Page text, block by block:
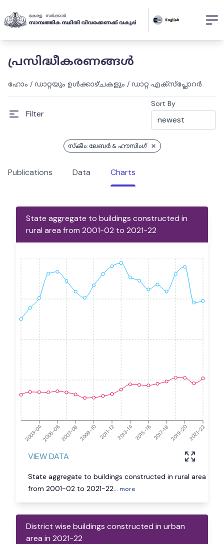
പ്രസിദ്ധീകരണങ്ങൾ
ഹോം / ഡാറ്റയും ഉൾക്കാഴ്ചകളും / ഡാറ്റ എക്സ്പ്ലോറർ
Filter
Sort By
സ്കീം: ലേബര്‍ & ഹൗസിംഗ്
Publications Data Charts
State aggregate to buildings constructed in
rural area from 2001-02 to 2021-22
2003-042005-062007-082009-10 2011-122013-142015-162017-182019-202021-22
VIEW DATA
State aggregate to buildings constructed in rural area
from 2001-02 to 2021-22... more
District wise buildings constructed in urban
area in 2021-22